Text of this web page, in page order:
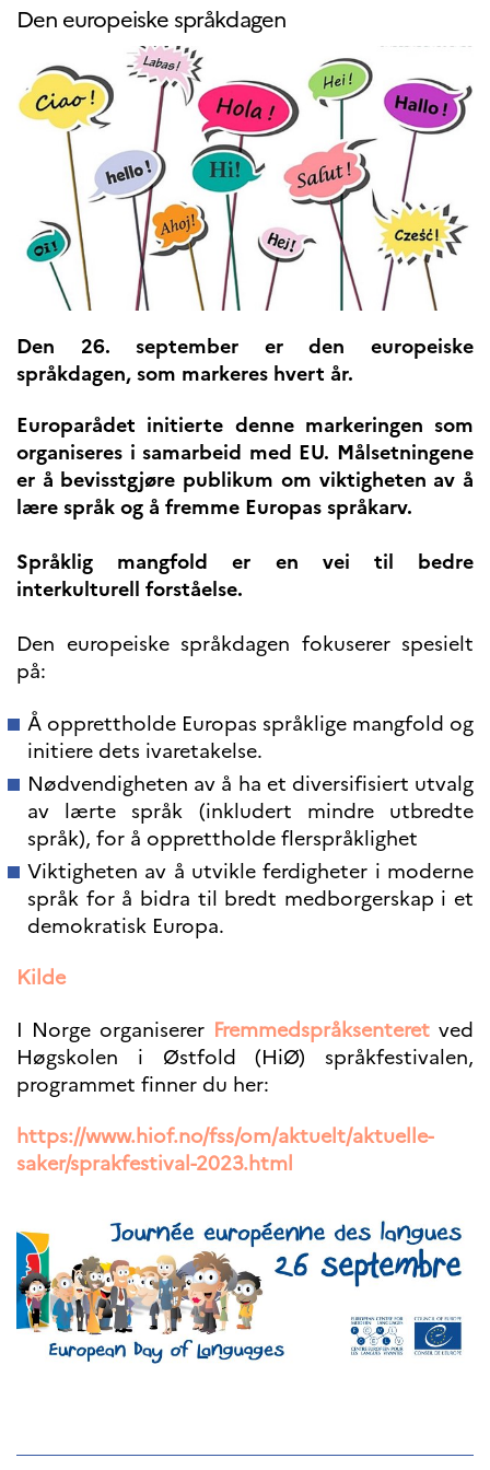
UTDANNING OG
FRANSK SPRÅK
Lære fransk i
Frankrike
Fremming av fransk
språk
Frankofoni
Skolebesøk
Språksertifisering
(DELF/DALF/TCF)
Skole- og
utdanningssamarbeid
Videregående i Frankrike
Språkassistenter
Samarbeidspartnere
Kurs for fransklærere
Kurs og seminarer
Pedagogiske ressurser
UNIVERSITETER
Høyere utdanning og
Studere i Frankrike
Campus France Norge på reise i
Frankrike
Doktorgrader og
Studiestipender
French+Sciences
French+Gastronomy and
Testimonials
Studenthistorier
For institusjoner
France Alumni
VITENSKAP OG
FORSKNING
PHC Aurora
Åsgard Horizon
Stipender
FINA Award
France Excellence Research
Arrangementer
Science Night
Science and Innovation
(CCFN)
SEPTENTRIONALES
Den europeiske språkdagen
Den 26. september er den europeiske
språkdagen, som markeres hvert år.
Europarådet initierte denne markeringen som
organiseres i samarbeid med EU. Målsetningene
er å bevisstgjøre publikum om viktigheten av å
lære språk og å fremme Europas språkarv.
Språklig mangfold er en vei til bedre
interkulturell forståelse.
Den europeiske språkdagen fokuserer spesielt
på:
Å opprettholde Europas språklige mangfold og
initiere dets ivaretakelse.
Nødvendigheten av å ha et diversifisiert utvalg
av lærte språk (inkludert mindre utbredte
språk), for å opprettholde flerspråklighet
Viktigheten av å utvikle ferdigheter i moderne
språk for å bidra til bredt medborgerskap i et
demokratisk Europa.
Kilde
I Norge organiserer Fremmedspråksenteret ved
Høgskolen i Østfold (HiØ) språkfestivalen,
programmet finner du her:
https://www.hiof.no/fss/om/aktuelt/aktuelle-
saker/sprakfestival-2023.html